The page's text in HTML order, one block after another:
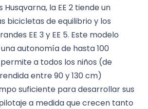
la EE 2 tiende un
bicicletas de equilibrio y los
EE 3 y EE 5. Este modelo
autonomía de hasta 100
a todos los niños (de
entre 90 y 130 cm)
suficiente para desarrollar sus
a medida que crecen tanto